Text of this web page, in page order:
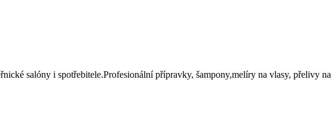
salóny i spotřebitele.Profesionální přípravky, šampony,melíry na vlasy, přelivy na